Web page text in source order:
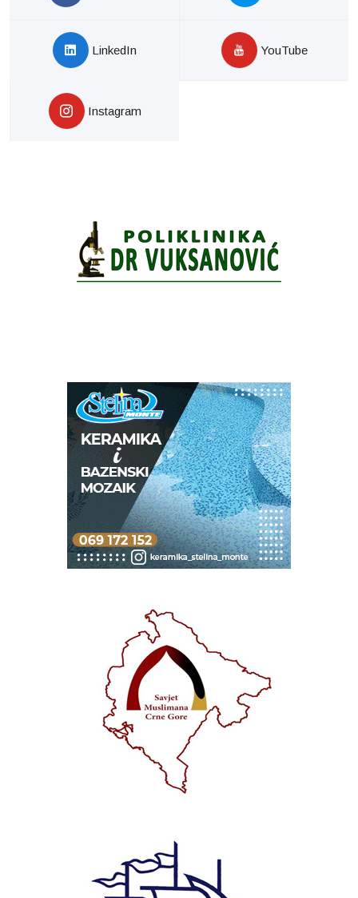
LinkedIn YouTube
Instagram